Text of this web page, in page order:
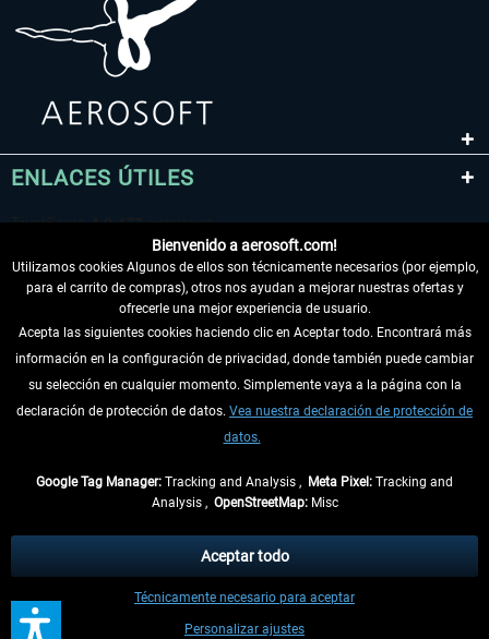
ENLACES ÚTILES
DESISTIR DEL CONTRATO
INFORMACIÓN
tasas de recepción si no se describe lo contrario
** De aplicación a envíos dentro de Alemania. Los plazos de envío para los
demás países se pueden consultar en lainformación de envío
Bienvenido a aerosoft.com!
Utilizamos cookies Algunos de ellos son técnicamente necesarios (por ejemplo,
para el carrito de compras), otros nos ayudan a mejorar nuestras ofertas y
ofrecerle una mejor experiencia de usuario.
Acepta las siguientes cookies haciendo clic en Aceptar todo. Encontrará más
información en la configuración de privacidad, donde también puede cambiar
su selección en cualquier momento. Simplemente vaya a la página con la
declaración de protección de datos. Vea nuestra declaración de protección de
datos.
Google Tag Manager: Tracking and Analysis , Meta Pixel: Tracking and
Analysis , OpenStreetMap:Misc
Personalizar ajustes
Técnicamente necesario para aceptar
Aceptar todo